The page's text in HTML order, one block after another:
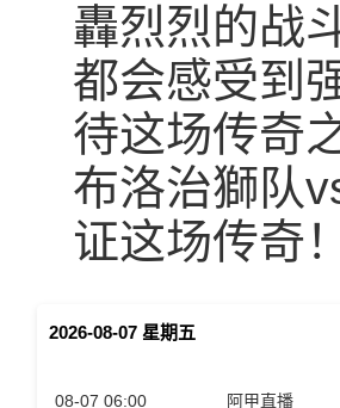
轟烈烈的战
都会感受到
待这场传奇
布洛治獅队
证这场传奇！
2026-08-07 星期五
08-07 06:00 阿甲直播